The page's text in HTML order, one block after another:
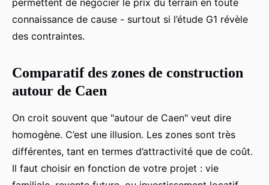
connaissance de cause - surtout si l’étude G1 révèle
des contraintes.
Comparatif des zones de construction
autour de Caen
On croit souvent que "autour de Caen" veut dire
homogène. C’est une illusion. Les zones sont très
différentes, tant en termes d’attractivité que de coût.
Il faut choisir en fonction de votre projet : vie